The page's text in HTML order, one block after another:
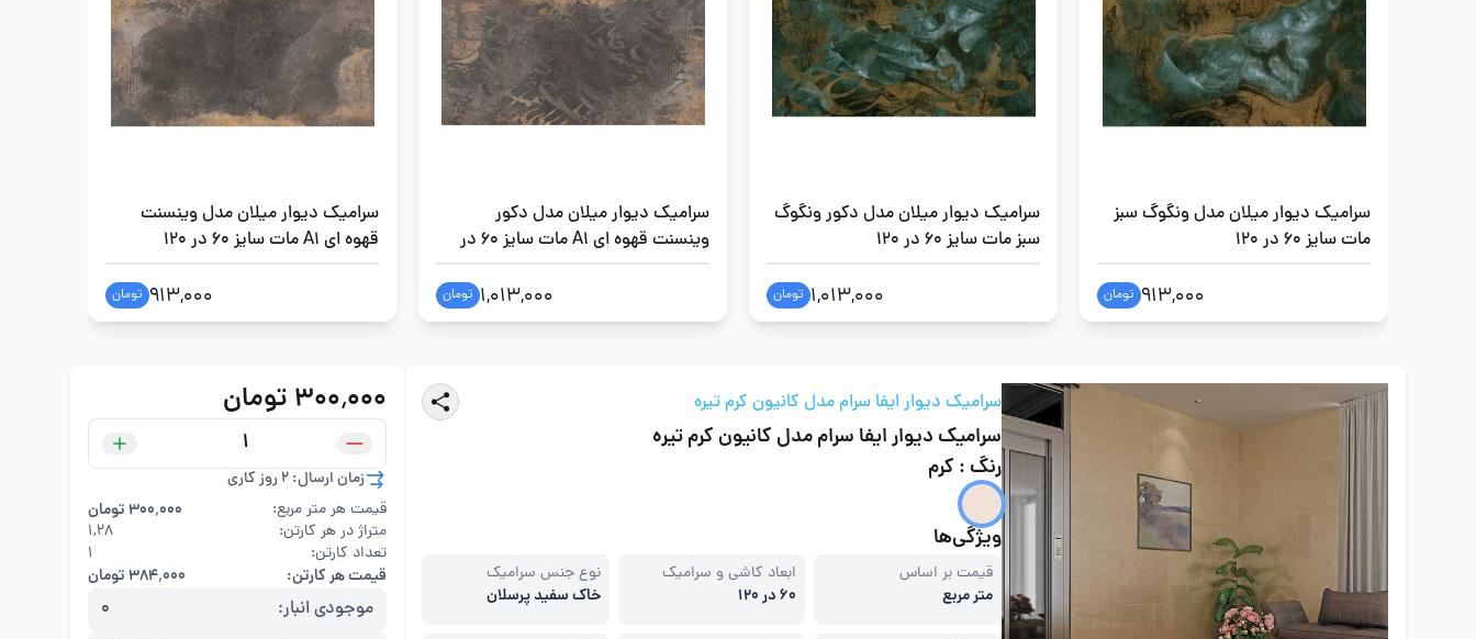
سرامیک دیوار میلان مدل ونگوگ سبز
مات سایز 60 در 120
913,000 تومان
سرامیک دیوار میلان مدل دکور ونگوگ
سبز مات سایز 60 در 120
1,013,000 تومان
سرامیک دیوار میلان مدل دکور
وینسنت قهوه ای A1 مات سایز 60 در
120
1,013,000 تومان
سرامیک دیوار میلان مدل وینسنت
قهوه ای A1 مات سایز 60 در 120
913,000 تومان
سرامیک دیوار ایفا سرام مدل کانیون کرم تیره
سرامیک دیوار ایفا سرام مدل کانیون کرم تیره
رنگ : کرم
ویژگی‌ها
قیمت بر اساس
متر مربع
ابعاد کاشی و سرامیک
60 در 120
نوع جنس سرامیک
خاک سفید پرسلان
۳۰۰٬۰۰۰ تومان
زمان ارسال: 2 روز کاری
قیمت هر متر مربع:
۳۰۰٬۰۰۰ تومان
متراژ در هر کارتن:
۱,۲۸
تعداد کارتن:
1
قیمت هر کارتن: ۳۸۴٬۰۰۰ تومان
موجودی انبار:
0